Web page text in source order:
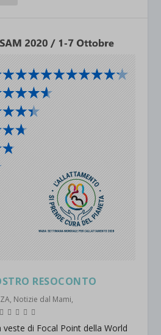
RESOCONTO
, Notizie dal Mami,
veste di Focal Point della World